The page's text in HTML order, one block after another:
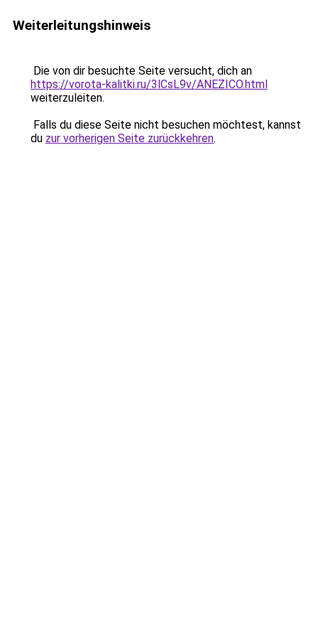
Weiterleitungshinweis
Die von dir besuchte Seite versucht, dich an
https://vorota-kalitki.ru/3lCsL9v/ANEZICO.html
weiterzuleiten.
Falls du diese Seite nicht besuchen möchtest, kannst
du zur vorherigen Seite zurückkehren.